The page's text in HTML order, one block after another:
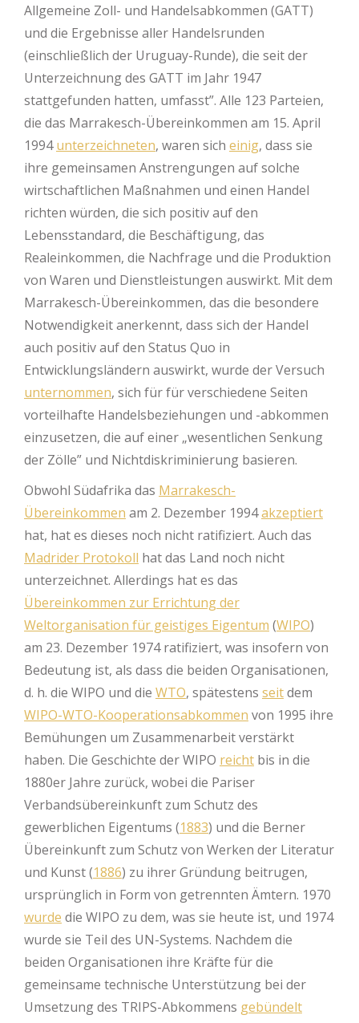
Allgemeine Zoll- und Handelsabkommen (GATT)
und die Ergebnisse aller Handelsrunden
(einschließlich der Uruguay-Runde), die seit der
Unterzeichnung des GATT im Jahr 1947
stattgefunden hatten, umfasst”. Alle 123 Parteien,
die das Marrakesch-Übereinkommen am 15. April
1994unterzeichneten, waren sich einig, dass sie
ihre gemeinsamen Anstrengungen auf solche
wirtschaftlichen Maßnahmen und einen Handel
richten würden, die sich positiv auf den
Lebensstandard, die Beschäftigung, das
Realeinkommen, die Nachfrage und die Produktion
von Waren und Dienstleistungen auswirkt. Mit dem
Marrakesch-Übereinkommen, das die besondere
Notwendigkeit anerkennt, dass sich der Handel
auch positiv auf den Status Quo in
Entwicklungsländern auswirkt, wurde der Versuch
unternommen, sich für für verschiedene Seiten
vorteilhafte Handelsbeziehungen und -abkommen
einzusetzen, die auf einer „wesentlichen Senkung
der Zölle” und Nichtdiskriminierung basieren.
Obwohl Südafrika das Marrakesch-
Übereinkommen am 2. Dezember 1994akzeptiert
hat, hat es dieses noch nicht ratifiziert. Auch das
Madrider Protokoll hat das Land noch nicht
unterzeichnet. Allerdings hat es das
Übereinkommen zur Errichtung der
Weltorganisation für geistiges Eigentum (WIPO)
am 23. Dezember 1974 ratifiziert, was insofern von
Bedeutung ist, als dass die beiden Organisationen,
d. h. die WIPO und die WTO, spätestens seitdem
WIPO-WTO-Kooperationsabkommen von 1995 ihre
Bemühungen um Zusammenarbeit verstärkt
haben. Die Geschichte der WIPO reicht bis in die
1880er Jahre zurück, wobei die Pariser
Verbandsübereinkunft zum Schutz des
gewerblichen Eigentums (1883) und die Berner
Übereinkunft zum Schutz von Werken der Literatur
und Kunst (1886) zu ihrer Gründung beitrugen,
ursprünglich in Form von getrennten Ämtern. 1970
wurde die WIPO zu dem, was sie heute ist, und 1974
wurde sie Teil des UN-Systems. Nachdem die
beiden Organisationen ihre Kräfte für die
gemeinsame technische Unterstützung bei der
Umsetzung des TRIPS-Abkommens gebündelt